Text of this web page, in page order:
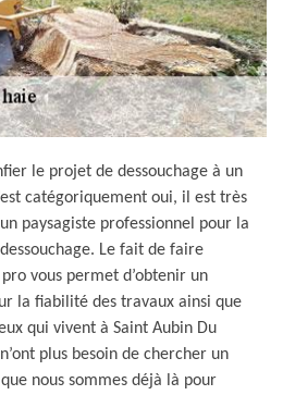
le projet de dessouchage à un
catégoriquement oui, il est très
paysagiste professionnel pour la
Le fait de faire
vous permet d’obtenir un
la fiabilité des travaux ainsi que
qui vivent à Saint Aubin Du
plus besoin de chercher un
nous sommes déjà là pour